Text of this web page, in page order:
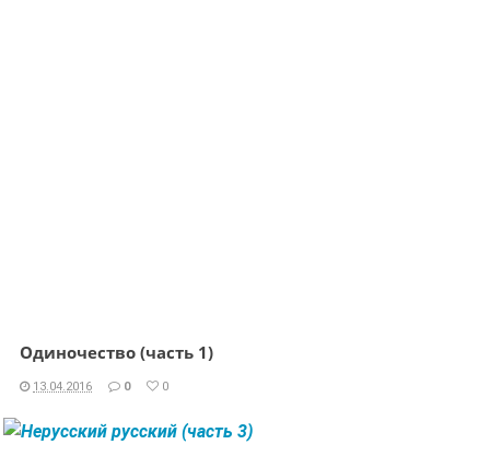
Одиночество (часть 1)
13.04.2016 0 0
ЧИТАТЬ ДАЛЕЕ